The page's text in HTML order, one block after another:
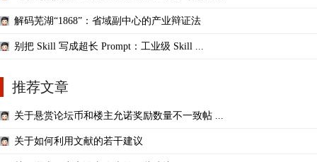
解码芜湖“1868”：省域副中心的产业辩证法
别把 Skill 写成超长 Prompt：工业级 Skill ...
推荐文章
关于悬赏论坛币和楼主允诺奖励数量不一致帖 ...
关于如何利用文献的若干建议